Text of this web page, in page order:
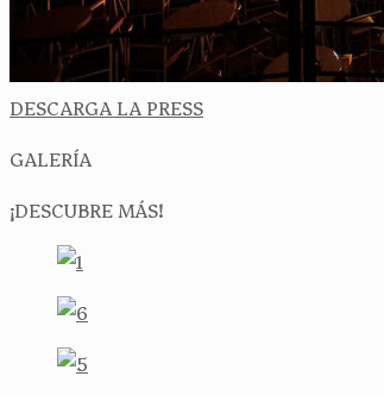
DESCARGA LA PRESS
GALERÍA
¡DESCUBRE MÁS!